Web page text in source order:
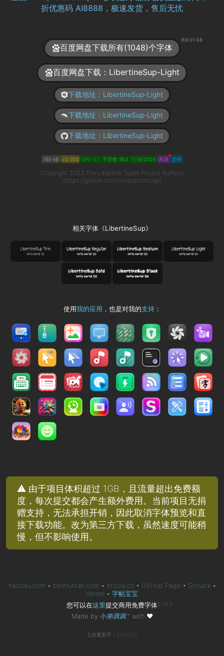
折优惠码 AI8888，极速发货，售后无忧
百度网盘下载所有(1048)个字体
共9.01 GB
百度网盘下载：LibertineSup-Light
下载地址：LibertineSup-Light
下载地址：LibertineSup-Light
下载地址：LibertineSup-Light
165 kB v2.003 OFL-1.1 字形数 953 7/19/2024 来源 文件
Copyright 2023 The Libertine Super Project Authors
(https://github.com/noirblancrouge)
相关字体《LibertineSup》
使用我的应用 ，也是对我的支持：
⚠️ 由于项目体积超过 1GB，且流量超出免费额
度，每次提交都会产生额外费用。当前项目无捐
赠支持，无法承担开销，因此取消字体预览和直
接下载功能。改为第三方下载，虽然速度可能稍
慢，但不影响使用。
haoziku.com • bestluntan.com • ittools.cc• GitHub Page • Githack•
Vercel • 字帖宝宝
您可以在这里提交商用免费字体2.29.0
Made by 小弟调调™ with❤
上次更新于：8/4/2026